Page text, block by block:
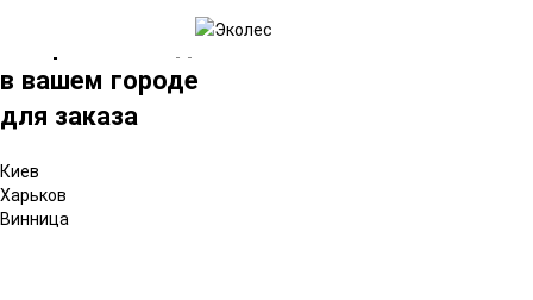
в вашем городе
для заказа
Киев
Харьков
Винница